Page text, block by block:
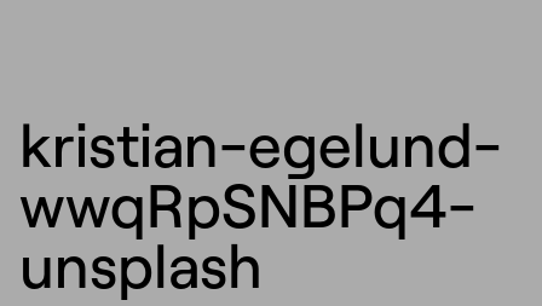
kristian-egelund-
wwqRpSNBPq4-
unsplash